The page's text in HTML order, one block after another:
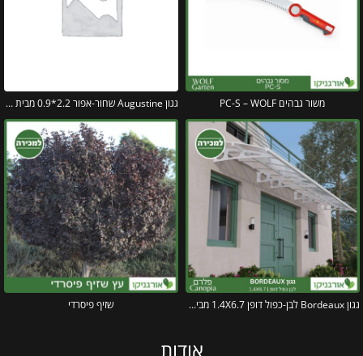
משור גבהים PC-S – WOLF גגון Augustine שחור-אפור 2.2*0.9 מבית פלרם – Canopia
גגון Bordeaux לבן-כפול דופן 1.4X6.7 מבית פלרם – Canopia שזיף פיסרדי
אודות